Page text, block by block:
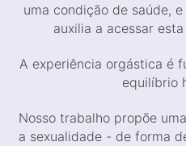
uma condição de saúde, e
auxilia a acessar
A experiência orgástica é
equilíbrio
Nosso trabalho propõe
a sexualidade - de forma